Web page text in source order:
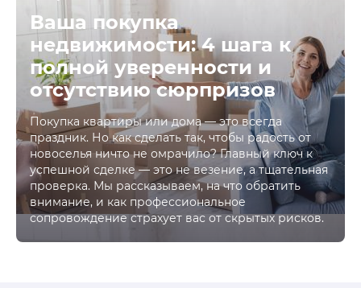
Ваша покупка
недвижимости: 4 шага к
полной уверенности и
отсутствию сюрпризов
Покупка квартиры или дома — это всегда
праздник. Но как сделать так, чтобы радость от
новоселья ничто не омрачило? Главный ключ к
успешной сделке — это не везение, а тщательная
проверка. Мы рассказываем, на что обратить
внимание, и как профессиональное
сопровождение страхует вас от скрытых рисков.